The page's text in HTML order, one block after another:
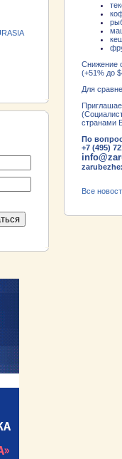
Снижение
(+51% до
Для
странами
По
+7 (495)
Все